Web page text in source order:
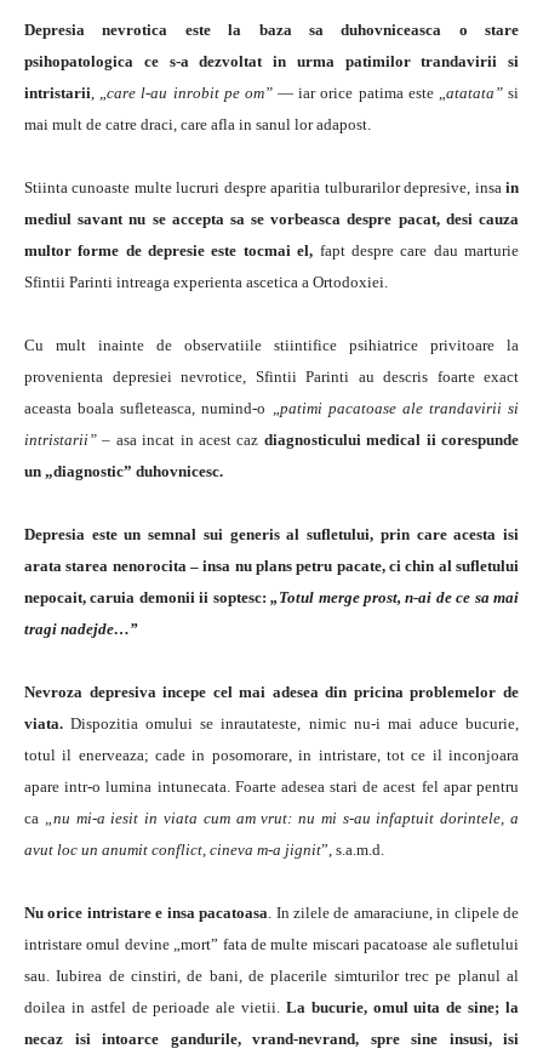
Depresia nevrotica este la baza sa duhovniceasca o stare
psihopatologica ce s-a dezvoltat in urma patimilor trandavirii si
intristarii, „care l-au inrobit pe om”— iar orice patima este „atatata”si
mai mult de catre draci, care afla in sanul lor adapost.
Stiinta cunoaste multe lucruri despre aparitia tulburarilor depresive, insain
mediul savant nu se accepta sa se vorbeasca despre pacat, desi cauza
multor forme de depresie este tocmai el, fapt despre care dau marturie
Sfintii Parinti intreaga experienta ascetica a Ortodoxiei.
Cu mult inainte de observatiile stiintifice psihiatrice privitoare la
provenienta depresiei nevrotice, Sfintii Parinti au descris foarte exact
aceasta boala sufleteasca, numind-o „patimi pacatoase ale trandavirii si
intristarii” – asa incat in acest caz diagnosticului medical ii corespunde
un „diagnostic” duhovnicesc.
Depresia este un semnal sui generis al sufletului, prin care acesta isi
arata starea nenorocita – insa nu plans petru pacate, ci chin al sufletului
nepocait,caruia demonii ii soptesc:„Totul merge prost, n-ai de ce sa mai
tragi nadejde…”
Nevroza depresiva incepe cel mai adesea din pricina problemelor de
viata.Dispozitia omului se inrautateste, nimic nu-i mai aduce bucurie,
totul il enerveaza; cade in posomorare, in intristare, tot ce il inconjoara
apare intr-o lumina intunecata. Foarte adesea stari de acest fel apar pentru
ca „nu mi-a iesit in viata cum am vrut: nu mi s-au infaptuit dorintele, a
avut loc un anumit conflict, cineva m-a jignit”, s.a.m.d.
Nu orice intristare e insa pacatoasa. In zilele de amaraciune, in clipele de
intristare omul devine „mort” fata de multe miscari pacatoase ale sufletului
sau. Iubirea de cinstiri, de bani, de placerile simturilor trec pe planul al
doilea in astfel de perioade ale vietii. La bucurie, omul uita de sine; la
necaz isi intoarce gandurile, vrand-nevrand, spre sine insusi, isi